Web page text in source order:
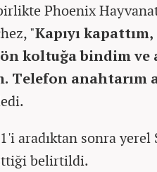
Phoenix
"Kapıyı
koltuğa bindim ve
Telefon anahtarım
aradıktan sonra
belirtildi.